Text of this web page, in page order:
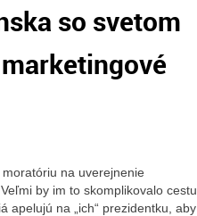
so svetom
na uverejnenie
by im to skomplikovalo cestu
apelujú na „ich“ prezidentku, aby